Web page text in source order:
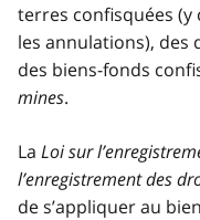
terres confisquées
les annulations), des
des biens-fonds
mines.
La Loi sur
l’enregistrement des
de s’appliquer au